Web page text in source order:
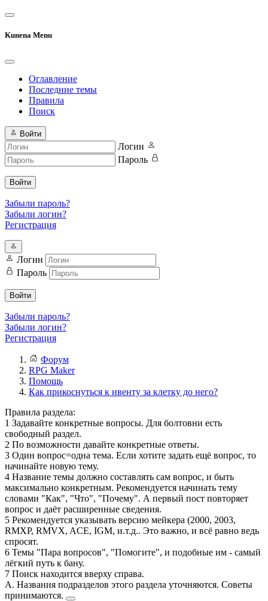
Kunena Menu
Оглавление
Последние темы
Правила
Поиск
Войти
Логин
Пароль
Войти
Забыли пароль?
Забыли логин?
Регистрация
Логин
Пароль
Войти
Забыли пароль?
Забыли логин?
Регистрация
Форум
RPG Maker
Помощь
Как прикоснуться к ивенту за клетку до него?
Правила раздела:
1 Задавайте конкретные вопросы. Для болтовни есть
свободный раздел.
2 По возможности давайте конкретные ответы.
3 Один вопрос=одна тема. Если хотите задать ещё вопрос, то
начинайте новую тему.
4 Название темы должно составлять сам вопрос, и быть
максимально конкретным. Рекомендуется начинать тему
словами "Как", "Что", "Почему". А первый пост повторяет
вопрос и даёт расширенные сведения.
5 Рекомендуется указывать версию мейкера (2000, 2003,
RMXP, RMVX, ACE, IGM, и.т.д.. Это важно, и всё равно ведь
спросят.
6 Темы "Пара вопросов", "Помогите", и подобные им - самый
лёгкий путь к бану.
7 Поиск находится вверху справа.
А. Названия подразделов этого раздела уточняются. Советы
принимаются.